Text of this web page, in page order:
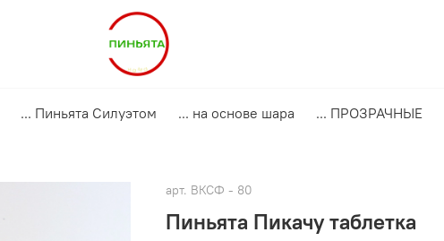
... Пиньята Силуэтом ... на основе шара ... ПРОЗРАЧНЫЕ
арт. ВКСФ - 80
Пиньята Пикачу таблетка